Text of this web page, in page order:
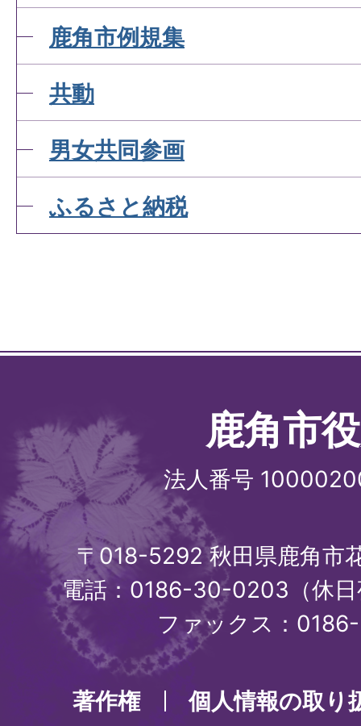
鹿角市例規集
共動
男女共同参画
ふるさと納税
鹿角市
法人番号
〒018-5292 秋田県鹿角市
電話：0186-30-0203（休
ファックス：
著作権 個人情報の取り